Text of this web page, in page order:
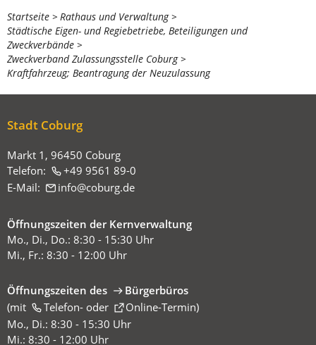
Sie
befinden
sich
hier:
Startseite
Rathaus und Verwaltung
Städtische Eigen- und Regiebetriebe, Beteiligungen und
Zweckverbände
Zweckverband Zulassungsstelle Coburg
Kraftfahrzeug; Beantragung der Neuzulassung
Stadt Coburg
Markt 1, 96450 Coburg
Telefon:
+49 9561 89-0
E-Mail:
info coburg de
Öffnungszeiten der Kernverwaltung
Mo., Di., Do.: 8:30 - 15:30 Uhr
Mi., Fr.: 8:30 - 12:00 Uhr
Öffnungszeiten des
Bürgerbüros
(mit
Telefon-oder Online-Termin
(Öffnet
in
einem
)
Mo., Di.: 8:30 - 15:30 Uhr
Mi.: 8:30 - 12:00 Uhr